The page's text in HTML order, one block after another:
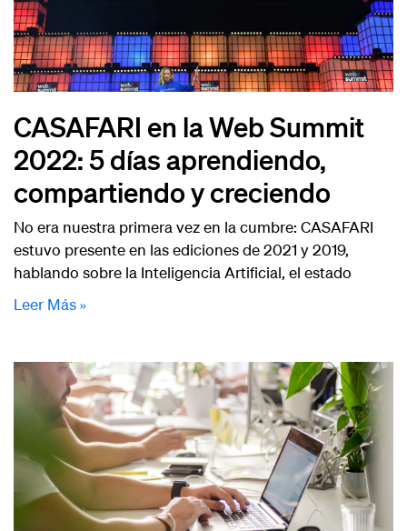
CASAFARI en la Web Summit
2022: 5 días aprendiendo,
compartiendo y creciendo
No era nuestra primera vez en la cumbre: CASAFARI
estuvo presente en las ediciones de 2021 y 2019,
hablando sobre la Inteligencia Artificial, el estado
Leer Más »